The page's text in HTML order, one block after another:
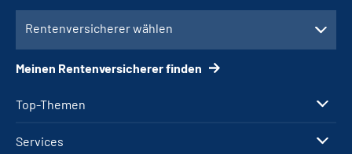
Top-Themen
Services
Rentenversicherer wählen
Meinen Rentenversicherer finden